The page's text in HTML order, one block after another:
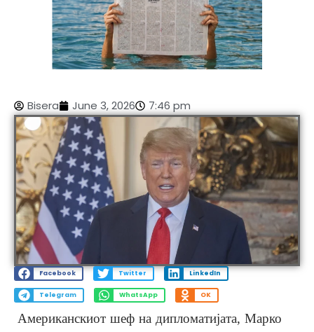
Bisera June 3, 2026 7:46 pm
Facebook Twitter LinkedIn
Telegram WhatsApp OK
Американскиот шеф на дипломатијата, Марко